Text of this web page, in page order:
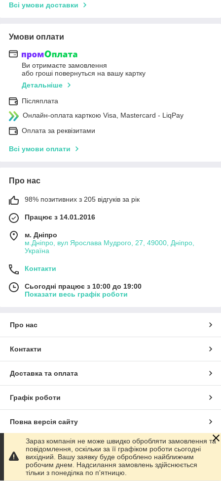
Всі умови доставки
Умови оплати
Ви отримаєте замовлення
або гроші повернуться на вашу картку
Детальніше
Післяплата
Онлайн-оплата карткою Visa, Mastercard - LiqPay
Оплата за реквізитами
Всі умови оплати
Про нас
98% позитивних з 205 відгуків за рік
Працює з 14.01.2016
м. Дніпро
м.Дніпро, вул Ярослава Мудрого, 27, 49000, Дніпро,
Україна
Контакти
Сьогодні працює з 10:00 до 19:00
Показати весь графік роботи
Про нас
Контакти
Доставка та оплата
Графік роботи
Повна версія сайту
Сайт створено на маркетплейсіProm.ua
Політика конфіденційності
Зараз компанія не може швидко обробляти замовлення та
повідомлення, оскільки за її графіком роботи сьогодні
вихідний. Вашу заявку буде оброблено найближчим
робочим днем. Надсилання замовлень здійснюється
тільки з понеділка по п'ятницю.